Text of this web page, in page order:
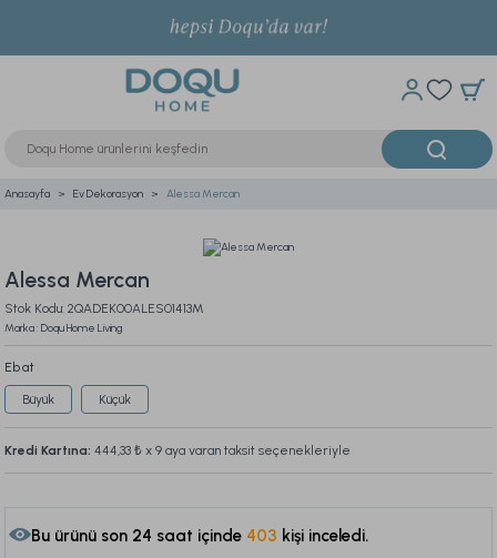
Anasayfa Ev Dekorasyon Alessa Mercan
Alessa Mercan
Stok Kodu: 2QADEK00ALES01413M
Marka : Doqu Home Living
Ebat
Büyük Küçük
Kredi Kartına: 444,33 ₺ x 9 aya varan taksit seçenekleriyle